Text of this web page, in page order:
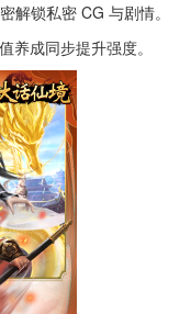
锁私密 CG 与剧情。
成同步提升强度。